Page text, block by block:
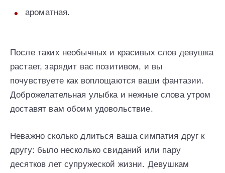
ароматная.
После таких необычных и красивых слов девушка
растает, зарядит вас позитивом, и вы
почувствуете как воплощаются ваши фантазии.
Доброжелательная улыбка и нежные слова утром
доставят вам обоим удовольствие.
Неважно сколько длиться ваша симпатия друг к
другу: было несколько свиданий или пару
десятков лет супружеской жизни. Девушкам